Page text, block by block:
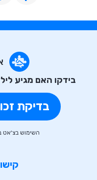
בידקו האם מגיע
בדיקת זכויות
השימוש בצ'אט